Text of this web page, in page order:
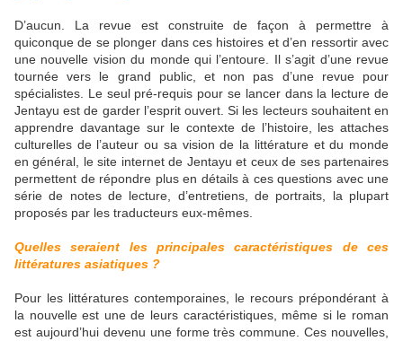
D’aucun. La revue est construite de façon à permettre à
quiconque de se plonger dans ces histoires et d’en ressortir avec
une nouvelle vision du monde qui l’entoure. Il s’agit d’une revue
tournée vers le grand public, et non pas d’une revue pour
spécialistes. Le seul pré-requis pour se lancer dans la lecture de
Jentayu est de garder l’esprit ouvert. Si les lecteurs souhaitent en
apprendre davantage sur le contexte de l’histoire, les attaches
culturelles de l’auteur ou sa vision de la littérature et du monde
en général, le site internet de Jentayu et ceux de ses partenaires
permettent de répondre plus en détails à ces questions avec une
série de notes de lecture, d’entretiens, de portraits, la plupart
proposés par les traducteurs eux-mêmes.
Quelles seraient les principales caractéristiques de ces
littératures asiatiques ?
Pour les littératures contemporaines, le recours prépondérant à
la nouvelle est une de leurs caractéristiques, même si le roman
est aujourd’hui devenu une forme très commune. Ces nouvelles,